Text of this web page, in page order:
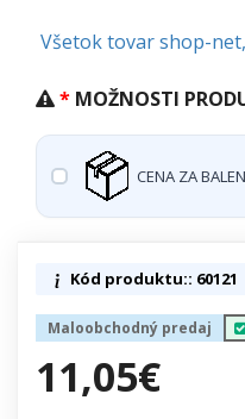
Všetok tovar shop-
MOŽNOSTI
CENA ZA
Kód produktu:: 60121
Maloobchodný predaj
11,05€